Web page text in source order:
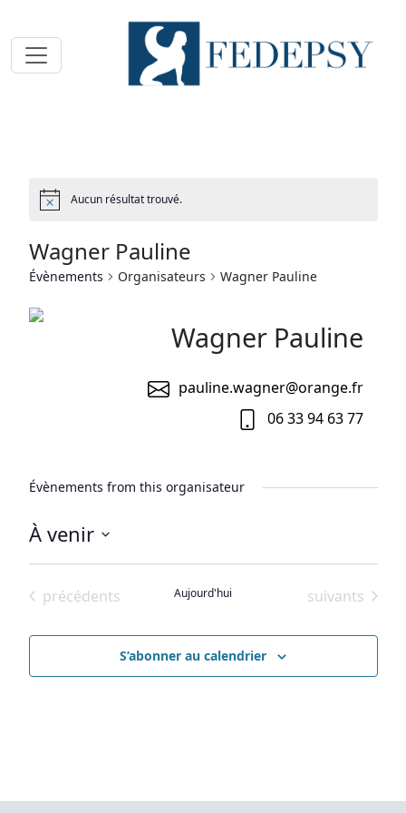
Toggle navigation
Aucun résultat trouvé.
Wagner Pauline
Évènements Organisateurs Wagner Pauline
Wagner Pauline
pauline.wagner@orange.fr
06 33 94 63 77
Évènements from this organisateur
À venir
Sélectionnez
date.
Évènements
précédents Aujourd'hui Évènements
suivants
S’abonner au calendrier